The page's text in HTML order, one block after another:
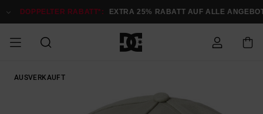
Produktinformation
DOPPELTER RABATT*: EXTRA 25% RABATT AUF ALLE ANGEBOTE
DOPPELTER
AUSVERKAUFT